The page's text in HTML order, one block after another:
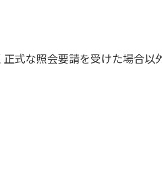
式な照会要請を受けた場合以